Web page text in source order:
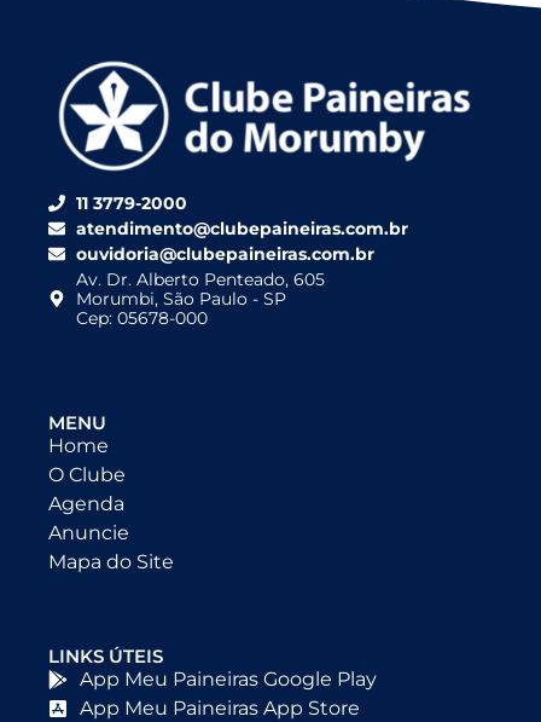
11 3779-2000
atendimento@clubepaineiras.com.br
ouvidoria@clubepaineiras.com.br
Av. Dr. Alberto Penteado, 605
Morumbi, São Paulo - SP
Cep: 05678-000
MENU
Home
O Clube
Agenda
Anuncie
Mapa do Site
LINKS ÚTEIS
App Meu Paineiras Google Play
App Meu Paineiras App Store